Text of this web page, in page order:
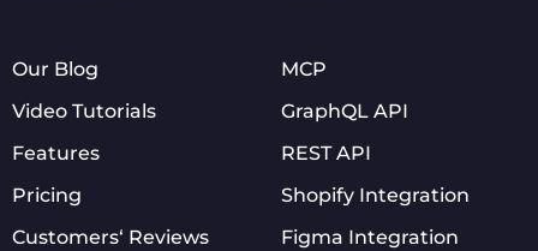
Our Blog
Video Tutorials
Features
Pricing
Customers‘ Reviews
MCP
GraphQL API
REST API
Shopify Integration
Figma Integration